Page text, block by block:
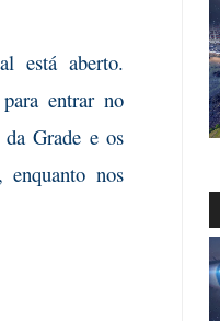
está aberto.
entrar no
Grade e os
nos